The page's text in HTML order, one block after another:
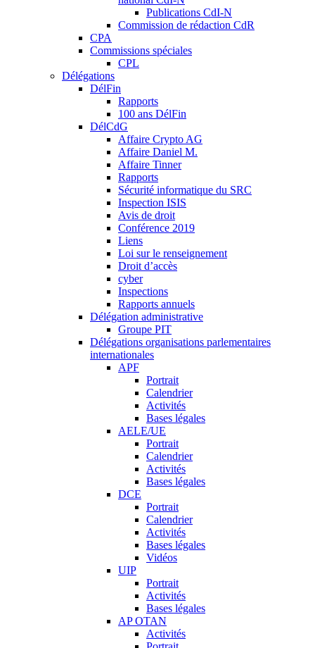
Publications CdI-N
Commission de rédaction CdR
CPA
Commissions spéciales
CPL
Délégations
DélFin
Rapports
100 ans DélFin
DélCdG
Affaire Crypto AG
Affaire Daniel M.
Affaire Tinner
Rapports
Sécurité informatique du SRC
Inspection ISIS
Avis de droit
Conférence 2019
Liens
Loi sur le renseignement
Droit d’accès
cyber
Inspections
Rapports annuels
Délégation administrative
Groupe PIT
Délégations organisations parlementaires
internationales
APF
Portrait
Calendrier
Activités
Bases légales
AELE/UE
Portrait
Calendrier
Activités
Bases légales
DCE
Portrait
Calendrier
Activités
Bases légales
Vidéos
UIP
Portrait
Activités
Bases légales
AP OTAN
Activités